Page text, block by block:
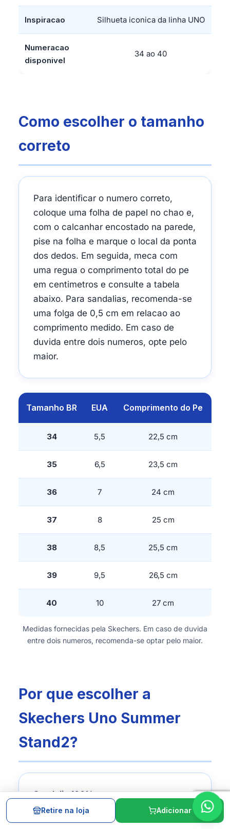
Inspiracao Silhueta iconica da linha UNO
Numeracao
disponivel
34 ao 40
Como escolher o tamanho
correto
Para identificar o numero correto,
coloque uma folha de papel no chao e,
com o calcanhar encostado na parede,
pise na folha e marque o local da ponta
dos dedos. Em seguida, meca com
uma regua o comprimento total do pe
em centimetros e consulte a tabela
abaixo. Para sandalias, recomenda-se
uma folga de 0,5 cm em relacao ao
comprimento medido. Em caso de
duvida entre dois numeros, opte pelo
maior.
Tamanho BR EUA Comprimento do Pe
34 5,5 22,5 cm
35 6,5 23,5 cm
36 7 24 cm
37 8 25 cm
38 8,5 25,5 cm
39 9,5 26,5 cm
40 10 27 cm
Medidas fornecidas pela Skechers. Em caso de duvida
entre dois numeros, recomenda-se optar pelo maior.
Por que escolher a
Skechers Uno Summer
Stand2?
Sandalia 100% vegana
Fabricada sem nenhum material de
origem animal, atende consumidoras que
Retire na loja Adicionar